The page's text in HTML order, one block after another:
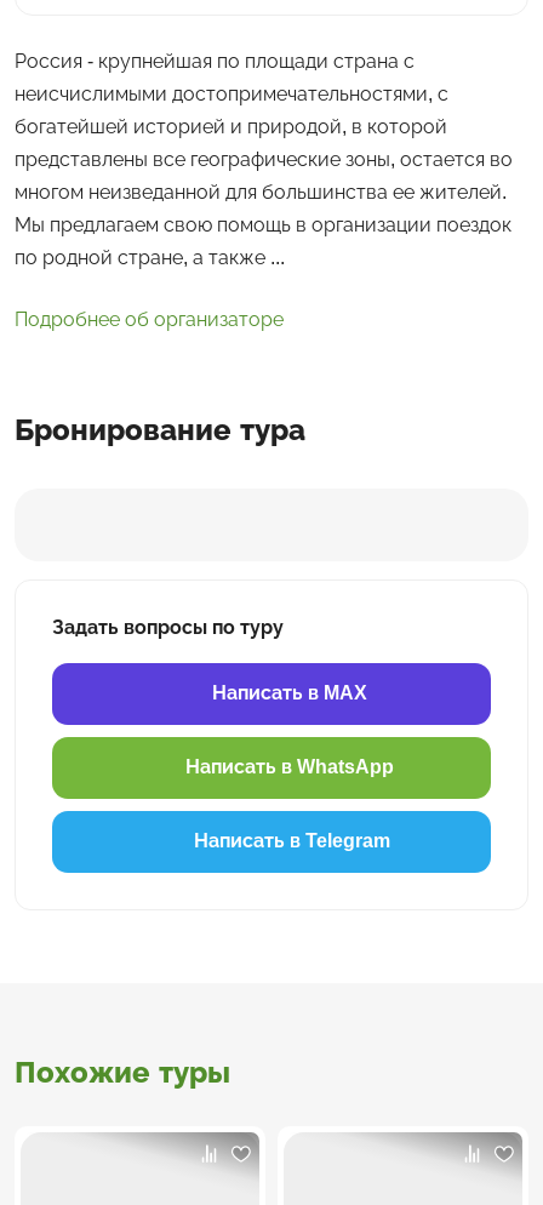
Россия - крупнейшая по площади страна с
неисчислимыми достопримечательностями, с
богатейшей историей и природой, в которой
представлены все географические зоны, остается во
многом неизведанной для большинства ее жителей.
Мы предлагаем свою помощь в организации поездок
по родной стране, а также ...
Подробнее об организаторе
Бронирование тура
Задать вопросы по туру
Написать в MAX
Написать в WhatsApp
Написать в Telegram
Похожие туры